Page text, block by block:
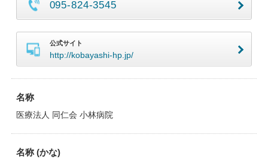
095-824-3545
公式サイト
http://kobayashi-hp.jp/
名称
医療法人 同仁会 小林病院
名称 (かな)